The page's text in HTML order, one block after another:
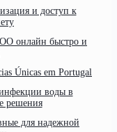
и доступ к
онлайн быстро и
Únicas em Portugal
воды в
решения
для надежной